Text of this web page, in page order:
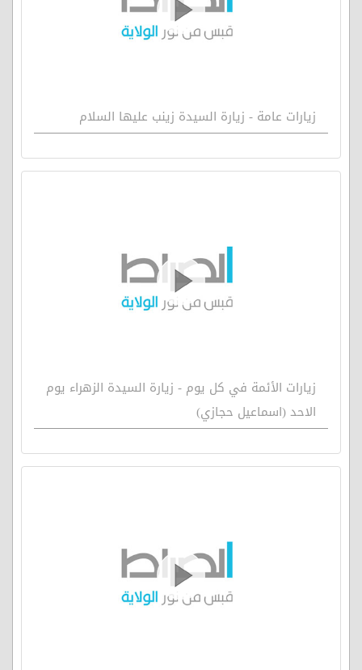
زيارات عامة - زيارة السيدة زينب عليها السلام
زيارات الأئمة في كل يوم - زيارة السيدة الزهراء يوم
الاحد (اسماعيل حجازي)